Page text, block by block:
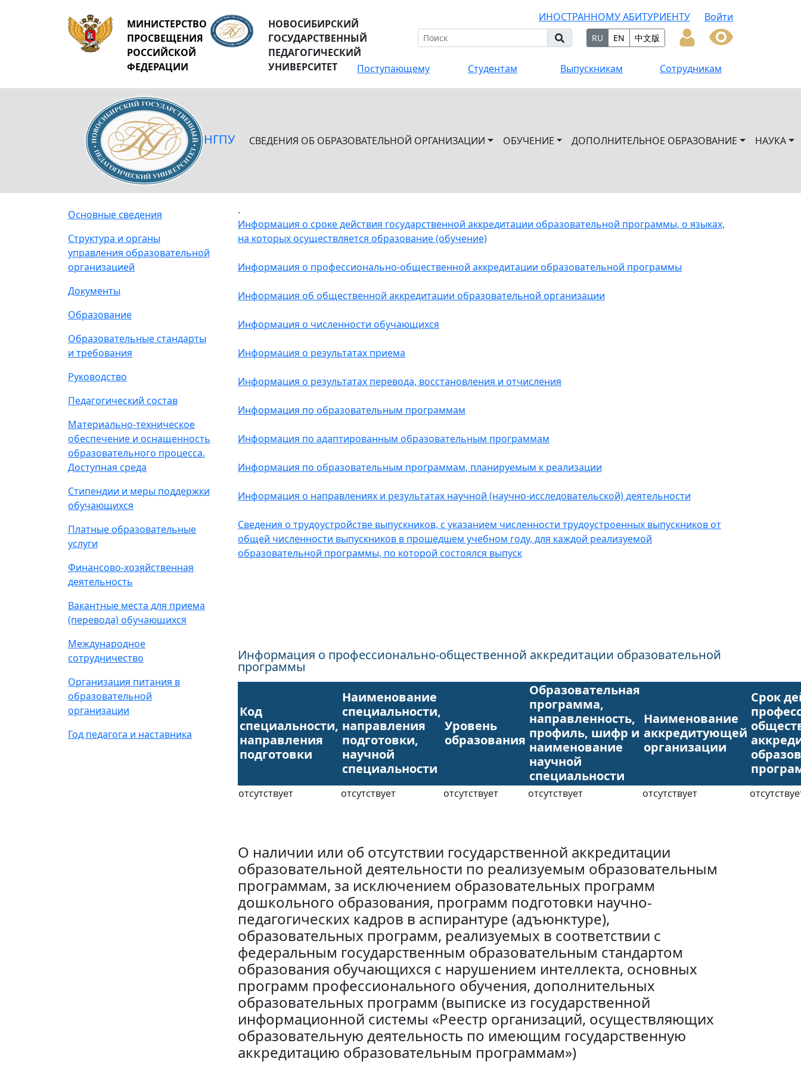
МИНИСТЕРСТВО
ПРОСВЕЩЕНИЯ
РОССИЙСКОЙ
ФЕДЕРАЦИИ
НОВОСИБИРСКИЙ
ГОСУДАРСТВЕННЫЙ
ПЕДАГОГИЧЕСКИЙ
УНИВЕРСИТЕТ
ИНОСТРАННОМУ АБИТУРИЕНТУ Войти
RU EN 中文版
Поступающему Студентам Выпускникам Сотрудникам
НГПУ СВЕДЕНИЯ ОБ ОБРАЗОВАТЕЛЬНОЙ ОРГАНИЗАЦИИ ОБУЧЕНИЕ ДОПОЛНИТЕЛЬНОЕ ОБРАЗОВАНИЕ НАУКА
Основные сведения
Структура и органы
управления образовательной
организацией
Документы
Образование
Образовательные стандарты
и требования
Руководство
Педагогический состав
Материально-техническое
обеспечение и оснащенность
образовательного процесса.
Доступная среда
Стипендии и меры поддержки
обучающихся
Платные образовательные
услуги
Финансово-хозяйственная
деятельность
Вакантные места для приема
(перевода) обучающихся
Международное
сотрудничество
Организация питания в
образовательной
организации
Год педагога и наставника
.
Информация о сроке действия государственной аккредитации образовательной программы, о языках,
на которых осуществляется образование (обучение)
Информация о профессионально-общественной аккредитации образовательной программы
Информация об общественной аккредитации образовательной организации
Информация о численности обучающихся
Информация о результатах приема
Информация о результатах перевода, восстановления и отчисления
Информация по образовательным программам
Информация по адаптированным образовательным программам
Информация по образовательным программам, планируемым к реализации
Информация о направлениях и результатах научной (научно-исследовательской) деятельности
Сведения о трудоустройстве выпускников, с указанием численности трудоустроенных выпускников от
общей численности выпускников в прошедшем учебном году, для каждой реализуемой
образовательной программы, по которой состоялся выпуск
Информация о профессионально-общественной аккредитации образовательной
программы
Код
специальности,
направления
подготовки
Наименование
специальности,
направления
подготовки,
научной
специальности
Уровень
образования
Образовательная
программа,
направленность,
профиль, шифр и
наименование
научной
специальности
Наименование
аккредитующей
организации
Срок
отсутствует отсутствует отсутствует отсутствует отсутствует
О наличии или об отсутствии государственной аккредитации
образовательной деятельности по реализуемым образовательным
программам, за исключением образовательных программ
дошкольного образования, программ подготовки научно-
педагогических кадров в аспирантуре (адъюнктуре),
образовательных программ, реализуемых в соответствии с
федеральным государственным образовательным стандартом
образования обучающихся с нарушением интеллекта, основных
программ профессионального обучения, дополнительных
образовательных программ (выписке из государственной
информационной системы «Реестр организаций, осуществляющих
образовательную деятельность по имеющим государственную
аккредитацию образовательным программам»)